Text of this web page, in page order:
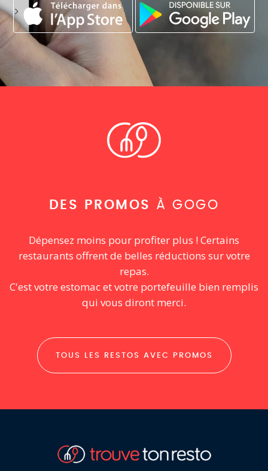
DES PROMOS À GOGO
Dépensez moins pour profiter plus ! Certains
restaurants offrent de belles réductions sur votre
repas.
C'est votre estomac et votre portefeuille bien remplis
qui vous diront merci.
TOUS LES RESTOS AVEC PROMOS